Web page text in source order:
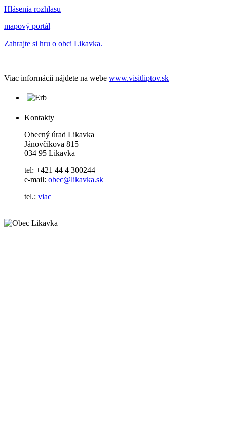
Hlásenia rozhlasu
mapový portál
Zahrajte si hru o obci Likavka.
Viac informácii nájdete na webe www.visitliptov.sk
Kontakty
Obecný úrad Likavka
Jánovčíkova 815
034 95 Likavka
tel: +421 44 4 300244
e-mail: obec@likavka.sk
tel.: viac